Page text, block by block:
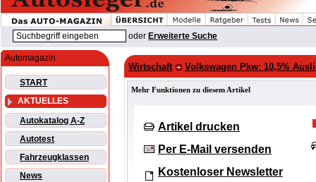
oder Erweiterte Suche
Automagazin
START
AKTUELLES
Autokatalog A-Z
Autotest
Fahrzeugklassen
News
Wirtschaft Volkswagen Pkw: 10,5%
Mehr Funktionen zu diesem Artikel
Artikel drucken
Per E-Mail versenden
Kostenloser Newsletter